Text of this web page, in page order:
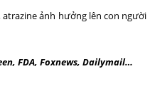
ảnh hưởng lên con
FDA, Foxnews, Dailymail…